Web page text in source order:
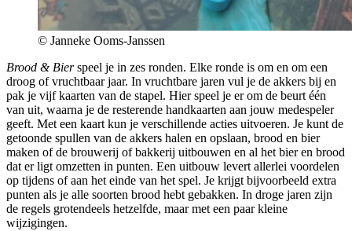
© Janneke Ooms-Janssen
Brood & Bierspeel je in zes ronden. Elke ronde is om en om een
droog of vruchtbaar jaar. In vruchtbare jaren vul je de akkers bij en
pak je vijf kaarten van de stapel. Hier speel je er om de beurt één
van uit, waarna je de resterende handkaarten aan jouw medespeler
geeft. Met een kaart kun je verschillende acties uitvoeren. Je kunt de
getoonde spullen van de akkers halen en opslaan, brood en bier
maken of de brouwerij of bakkerij uitbouwen en al het bier en brood
dat er ligt omzetten in punten. Een uitbouw levert allerlei voordelen
op tijdens of aan het einde van het spel. Je krijgt bijvoorbeeld extra
punten als je alle soorten brood hebt gebakken. In droge jaren zijn
de regels grotendeels hetzelfde, maar met een paar kleine
wijzigingen.